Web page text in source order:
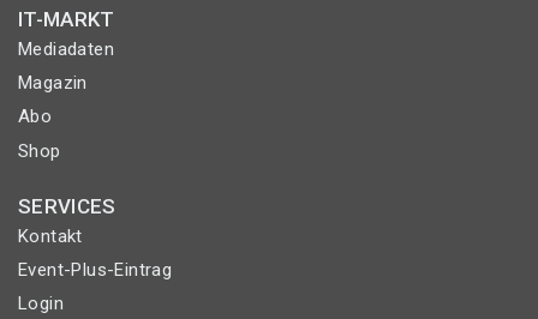
IT-MARKT
Mediadaten
Magazin
Abo
Shop
SERVICES
Kontakt
Event-Plus-Eintrag
Login